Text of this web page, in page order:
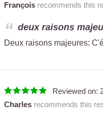
Françoisrecommends this
deux raisons
Deux raisons majeures:
Reviewed on:
Charlesrecommends this